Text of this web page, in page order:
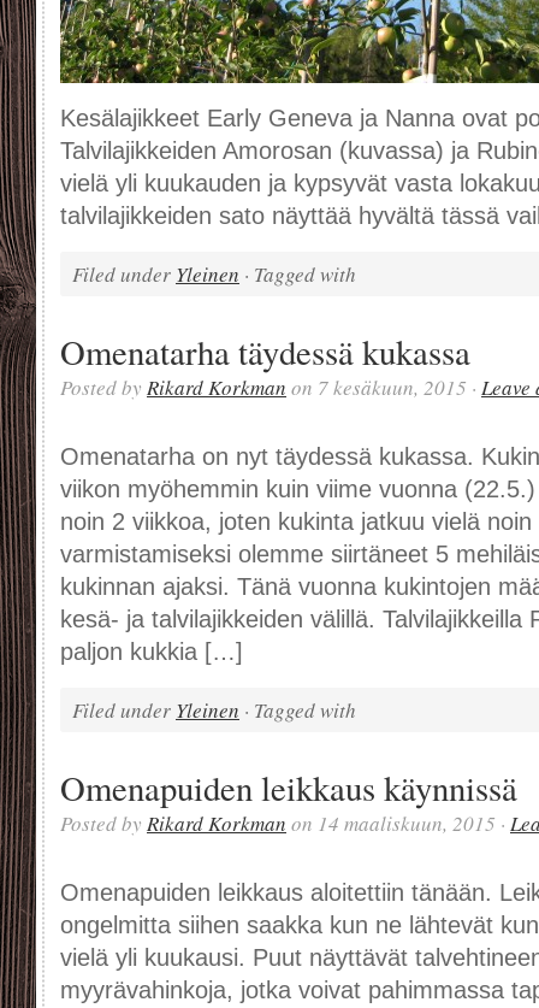
Kesälajikkeet Early Geneva ja Nanna ovat
Talvilajikkeiden Amorosan (kuvassa) ja
vielä yli kuukauden ja kypsyvät vasta
talvilajikkeiden sato näyttää hyvältä tässä
Filed under Yleinen · Tagged with
Omenatarha täydessä kukassa
Posted by Rikard Korkman on 7 kesäkuun, 2015 · Leave
Omenatarha on nyt täydessä kukassa.
viikon myöhemmin kuin viime vuonna
noin 2 viikkoa, joten kukinta jatkuu vielä
varmistamiseksi olemme siirtäneet 5
kukinnan ajaksi. Tänä vuonna kukintojen
kesä- ja talvilajikkeiden välillä. Talvilajikkeilla
paljon kukkia […]
Filed under Yleinen · Tagged with
Omenapuiden leikkaus käynnissä
Posted by Rikard Korkman on 14 maaliskuun, 2015 ·
Omenapuiden leikkaus aloitettiin tänään.
ongelmitta siihen saakka kun ne lähtevät
vielä yli kuukausi. Puut näyttävät
myyrävahinkoja, jotka voivat pahimmassa